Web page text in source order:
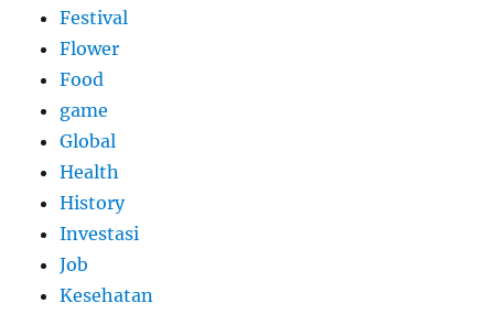
Festival
Flower
Food
game
Global
Health
History
Investasi
Job
Kesehatan